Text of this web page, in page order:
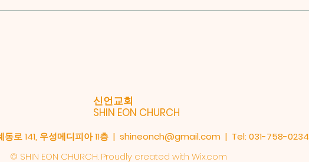
신언교회
SHIN EON CHURCH
로 141, 우성메디피아 11층 | shineonch@gmail.com | Tel: 031-758-0234
© SHIN EON CHURCH. Proudly created with Wix.com